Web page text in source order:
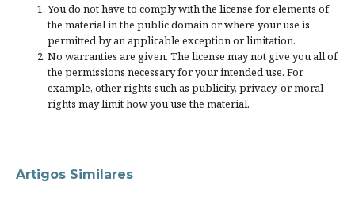
You do not have to comply with the license for elements of
the material in the public domain or where your use is
permitted by an applicable exception or limitation.
No warranties are given. The license may not give you all of
the permissions necessary for your intended use. For
example, other rights such as publicity, privacy, or moral
rights may limit how you use the material.
Artigos Similares